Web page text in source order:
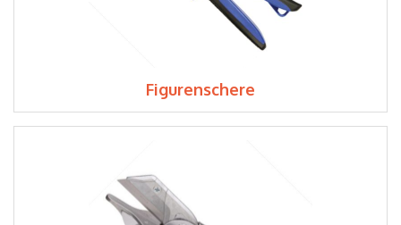
Figurenschere